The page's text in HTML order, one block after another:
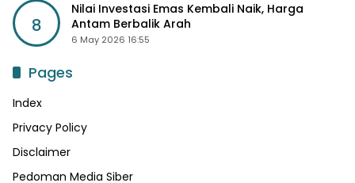
8
Nilai Investasi Emas Kembali Naik, Harga
Antam Berbalik Arah
6 May 2026 16:55
Pages
Index
Privacy Policy
Disclaimer
Pedoman Media Siber